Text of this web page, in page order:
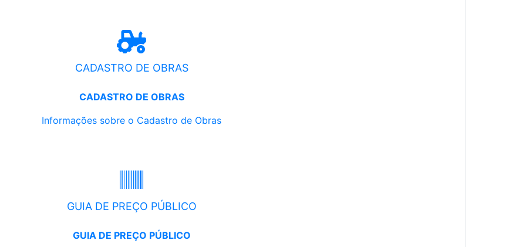
CADASTRO DE OBRAS
CADASTRO DE OBRAS
Informações sobre o Cadastro de Obras
GUIA DE PREÇO PÚBLICO
GUIA DE PREÇO PÚBLICO